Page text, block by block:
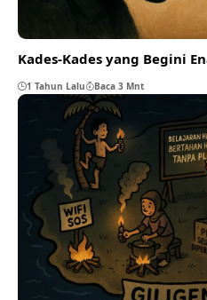
Kades-Kades yang Begini
1 Tahun Lalu Baca 3 Mnt